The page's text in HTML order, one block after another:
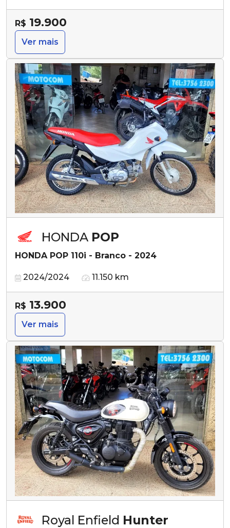
R$ 19.900
Ver mais
HONDA POP
HONDA POP 110i - Branco - 2024
2024/2024 11.150 km
R$ 13.900
Ver mais
Royal Enfield Hunter